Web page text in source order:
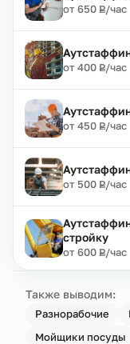
от 650 ₽
Р/час
от 400 ₽
Р/час
от 450 ₽
Р/час
от 500 ₽
Р/час
стройку
от 600 ₽
Р/час
Также выводим:
Разнорабочие
Мойщики посуды